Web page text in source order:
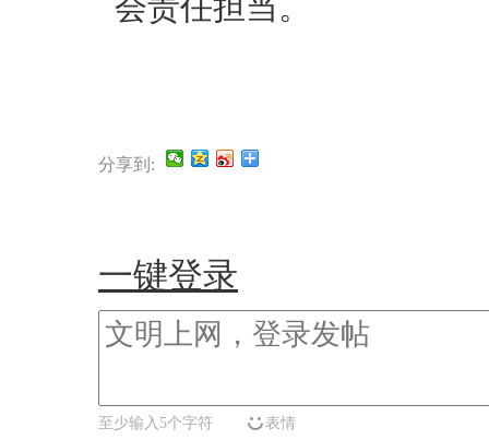
会责任担当。
分享到:
一键登录
至少输入5个字符 表情